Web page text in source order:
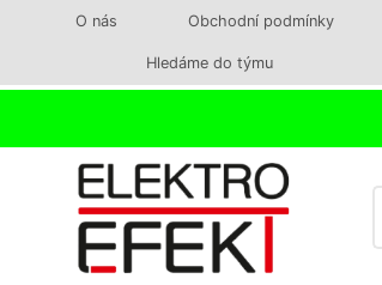
O nás Obchodní podmínky
Hledáme do týmu